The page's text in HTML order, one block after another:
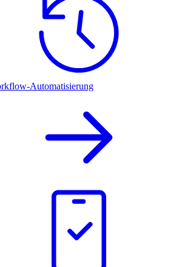
Automatisierung